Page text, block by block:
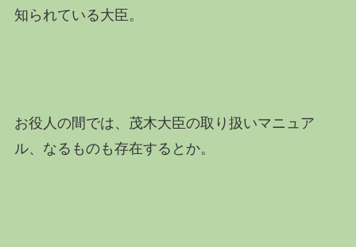
知られている大臣。
お役人の間では、茂木大臣の取り扱いマニュア
ル、なるものも存在するとか。